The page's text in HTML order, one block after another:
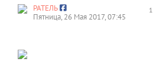
РАТЕЛЬ
Пятница, 26 Мая 2017, 07:45